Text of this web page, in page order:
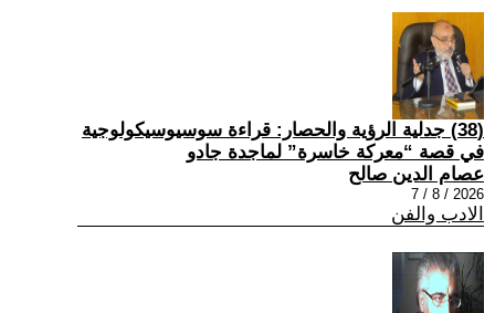
(38) جدلية الرؤية والحصار: قراءة سوسيوسيكولوجية
في قصة “معركة خاسرة” لماجدة جادو
عصام الدين صالح
2026 / 8 / 7
الادب والفن